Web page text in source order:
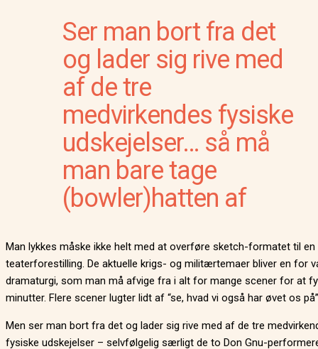
Ser man bort fra det
og lader sig rive med
af de tre
medvirkendes fysiske
udskejelser… så må
man bare tage
(bowler)hatten af
Man lykkes måske ikke helt med at overføre sketch-formatet til
teaterforestilling. De aktuelle krigs- og militærtemaer bliver en for
dramaturgi, som man må afvige fra i alt for mange scener for at
minutter. Flere scener lugter lidt af “se, hvad vi også har øvet os
Men ser man bort fra det og lader sig rive med af de tre
fysiske udskejelser – selvfølgelig særligt de to Don Gnu-